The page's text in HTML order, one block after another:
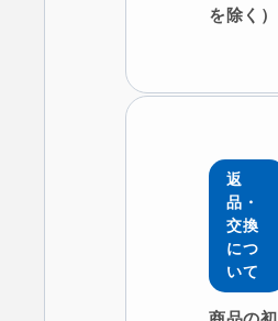
を除く）
返
品・
交換
につ
いて